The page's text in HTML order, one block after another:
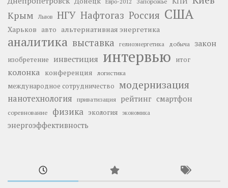
Крым Львов НГУ Нафтогаз Россия США
Харьков авто альтернативная энергетика
аналитика выставка гелиоэнергетика добыча закон
изобретение инвестиция интервью итог
колонка конференция логистика
международное сотрудничество модернизация
нанотехнология приватизация рейтинг смартфон
соревнование физика экология экономика
энергоэффективность